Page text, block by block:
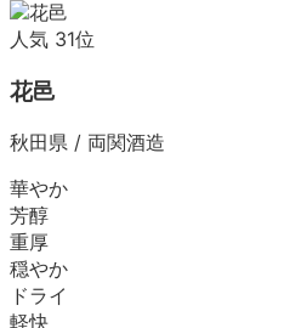
人気 31位
花邑
秋田県 / 両関酒造
華やか
芳醇
重厚
穏やか
ドライ
軽快